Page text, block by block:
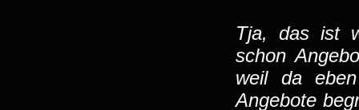
Tja, das ist
schon
weil da
Angebote